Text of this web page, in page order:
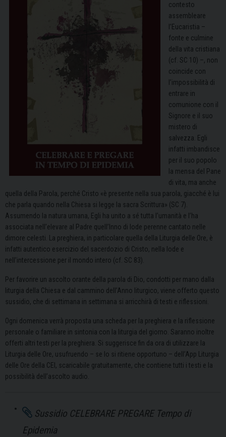
contesto
assembleare
l’Eucaristia –
fonte e culmine
della vita cristiana
(cf. SC 10) –, non
coincide con
l’impossibilità di
entrare in
comunione con il
Signore e il suo
mistero di
salvezza. Egli
infatti imbandisce
per il suo popolo
la mensa del Pane
di vita, ma anche
quella della Parola, perché Cristo «è presente nella sua parola, giacché è lui
che parla quando nella Chiesa si legge la sacra Scrittura» (SC 7).
Assumendo la natura umana, Egli ha unito a sé tutta l’umanità e l’ha
associata nell’elevare al Padre quell’Inno di lode perenne cantato nelle
dimore celesti. La preghiera, in particolare quella della Liturgia delle Ore, è
infatti autentico esercizio del sacerdozio di Cristo, nella lode e
nell’intercessione per il mondo intero (cf. SC 83).
Per favorire un ascolto orante della parola di Dio, condotti per mano dalla
liturgia della Chiesa e dal cammino dell’Anno liturgico, viene offerto questo
sussidio, che di settimana in settimana si arricchirà di testi e riflessioni.
Ogni domenica verrà proposta una scheda per la preghiera e la riflessione
personale o familiare in sintonia con la liturgia del giorno. Saranno inoltre
offerti altri testi per la preghiera. Si suggerisce fin da ora di utilizzare la
Liturgia delle Ore, usufruendo – se lo si ritiene opportuno – dell’App Liturgia
delle Ore della CEI, scaricabile gratuitamente, che contiene tutti i testi e la
possibilità dell’ascolto audio.
Sussidio CELEBRARE PREGARE Tempo di
Epidemia